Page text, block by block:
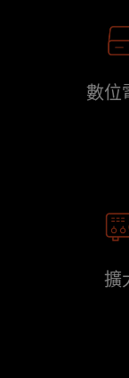
數位
擴